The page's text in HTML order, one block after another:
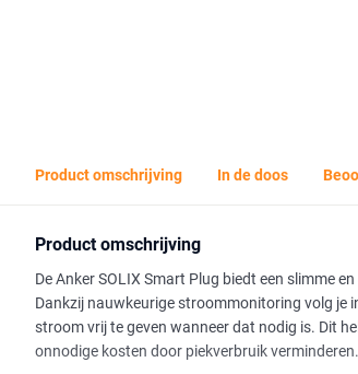
Product omschrijving In de doos
Product omschrijving
De Anker SOLIX Smart Plug biedt een slimme
Dankzij nauwkeurige stroommonitoring volg je
stroom vrij te geven wanneer dat nodig is. Dit
onnodige kosten door piekverbruik verminderen.